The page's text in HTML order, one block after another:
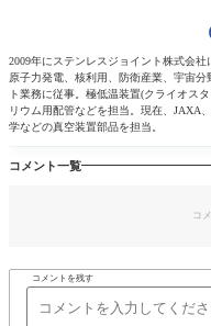
2009年にステンレスジョイント株式会
原子力発電、核利用、防衛産業、宇宙
ト業務に従事。極低温装置(クライオス
リウム用配管などを担当。現在、JAXA
学などの真空装置部品を担当。
コメント一覧
コ
コメントを残す